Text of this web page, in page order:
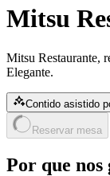
Mitsu
Mitsu Restaurante,
Elegante.
Contido asistido
Reservar mesa
Por que nos